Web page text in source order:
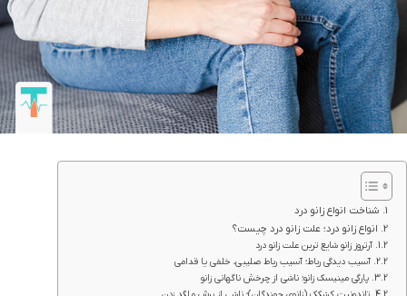
شناخت انواع زانو درد
انواع زانو درد؛ علت زانو درد چیست؟
آرتروز زانو شایع ترین علت زانو درد
آسیب دیدگی رباط؛ آسیب رباط صلیبی، خلفی یا قدامی
پارگی مینیسک زانو؛ ناشی از چرخش ناگهانی زانو